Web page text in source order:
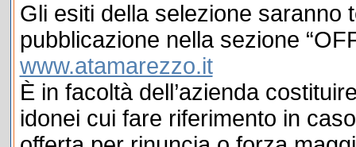
Gli esiti della selezione saranno
pubblicazione nella sezione
www.atamarezzo.it
È in facoltà dell’azienda
idonei cui fare riferimento in